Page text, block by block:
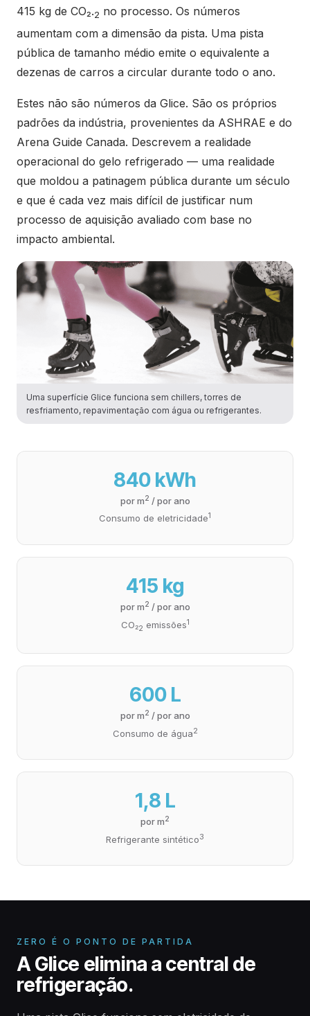
415 kg de CO₂.2 no processo. Os números
aumentam com a dimensão da pista. Uma pista
pública de tamanho médio emite o equivalente a
dezenas de carros a circular durante todo o ano.
Estes não são números da Glice. São os próprios
padrões da indústria, provenientes da ASHRAE e do
Arena Guide Canada. Descrevem a realidade
operacional do gelo refrigerado — uma realidade
que moldou a patinagem pública durante um século
e que é cada vez mais difícil de justificar num
processo de aquisição avaliado com base no
impacto ambiental.
Uma superfície Glice funciona sem chillers, torres de
resfriamento, repavimentação com água ou refrigerantes.
840 kWh
por m2 / por ano
Consumo de eletricidade1
415 kg
por m2 / por ano
CO₂2 emissões1
600 L
por m2 / por ano
Consumo de água2
1,8 L
por m2
Refrigerante sintético3
ZERO É O PONTO DE PARTIDA
A Glice elimina a central de
refrigeração.